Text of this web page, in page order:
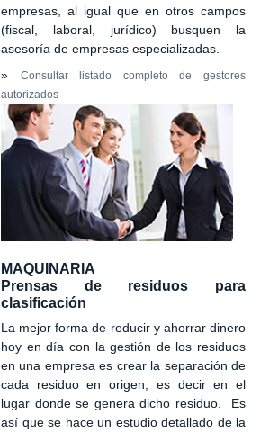
empresas, al igual que en otros campos
(fiscal, laboral, jurídico) busquen la
asesoría de empresas especializadas.
» Consultar listado completo de gestores
autorizados
MAQUINARIA
Prensas de residuos para
clasificación
La mejor forma de reducir y ahorrar dinero
hoy en día con la gestión de los residuos
en una empresa es crear la separación de
cada residuo en origen, es decir en el
lugar donde se genera dicho residuo. Es
así que se hace un estudio detallado de la